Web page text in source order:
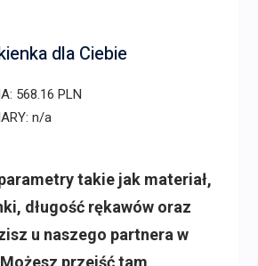
dla Ciebie
568.16 PLN
n/a
takie jak materiał,
długość rękawów oraz
u naszego partnera w
przejść tam